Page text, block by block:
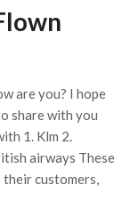
are you? I hope
share with you
1. Klm 2.
airways These
customers,